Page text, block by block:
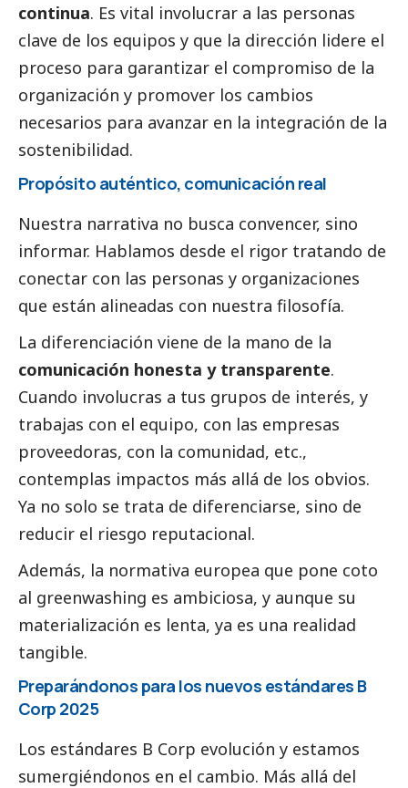
continua. Es vital involucrar a las personas
clave de los equipos y que la dirección lidere el
proceso para garantizar el compromiso de la
organización y promover los cambios
necesarios para avanzar en la integración de la
sostenibilidad.
Propósito auténtico, comunicación real
Nuestra narrativa no busca convencer, sino
informar. Hablamos desde el rigor tratando de
conectar con las personas y organizaciones
que están alineadas con nuestra filosofía.
La diferenciación viene de la mano de la
comunicación honesta y transparente.
Cuando involucras a tus grupos de interés, y
trabajas con el equipo, con las empresas
proveedoras, con la comunidad, etc.,
contemplas impactos más allá de los obvios.
Ya no solo se trata de diferenciarse, sino de
reducir el riesgo reputacional.
Además, la normativa europea que pone coto
al greenwashing es ambiciosa, y aunque su
materialización es lenta, ya es una realidad
tangible.
Preparándonos para los nuevos estándares B
Corp 2025
Los estándares B Corp evolución y estamos
sumergiéndonos en el cambio. Más allá del